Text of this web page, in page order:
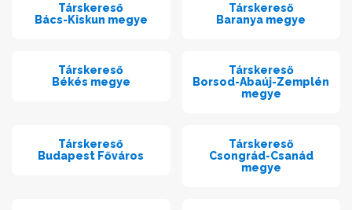
Társkereső
Bács-Kiskun megye
Társkereső
Baranya megye
Társkereső
Békés megye
Társkereső
Borsod-Abaúj-Zemplén
megye
Társkereső
Budapest Főváros
Társkereső
Csongrád-Csanád
megye